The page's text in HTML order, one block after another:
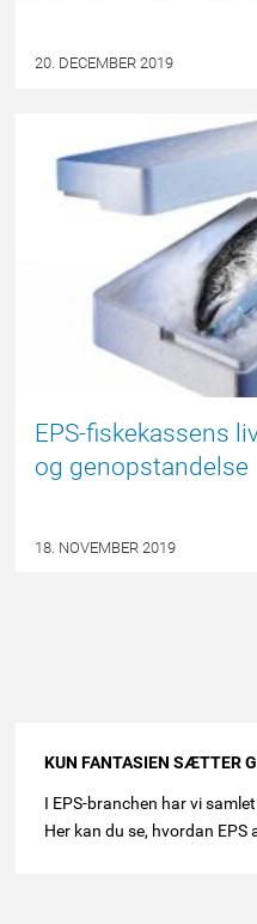
20. DECEMBER 2019
EPS-fiskekassens
og genopstandelse
18. NOVEMBER 2019
indhold
KUN FANTASIEN SÆTTER
I EPS-branchen har vi
Her kan du se, hvordan EPS